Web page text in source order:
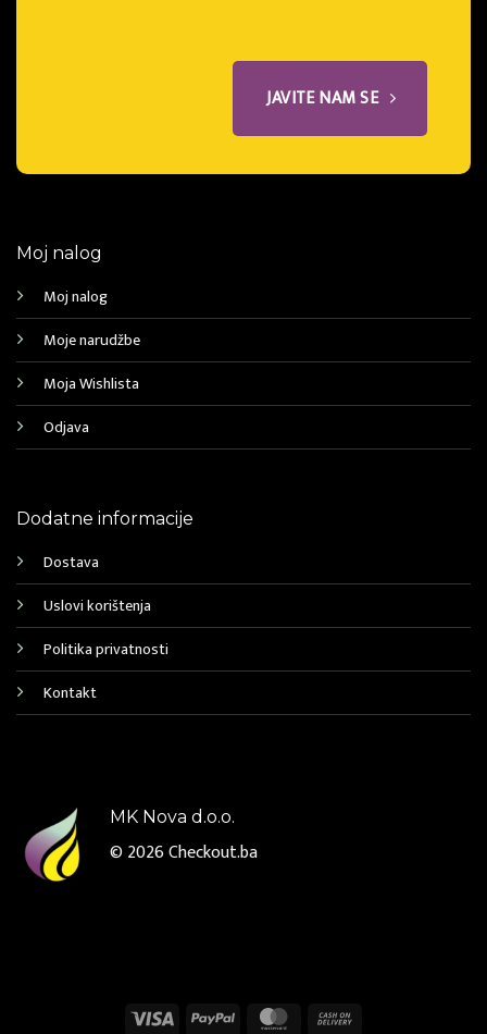
JAVITE NAM SE
Moj nalog
Moj nalog
Moje narudžbe
Moja Wishlista
Odjava
Dodatne informacije
Dostava
Uslovi korištenja
Politika privatnosti
Kontakt
MK Nova d.o.o.
© 2026Checkout.ba